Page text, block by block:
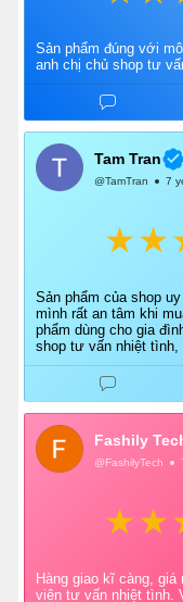
Sản phẩm đúng với
anh chị chủ shop tư
Tam Tran
@TamTran 7
Sản phẩm của shop
mình rất an tâm khi
phẩm dùng cho gia
shop tư vấn nhiệt tình,
Fashily
@FashilyTech
Hàng giao kĩ càng,
viên tư vấn nhiệt tình.